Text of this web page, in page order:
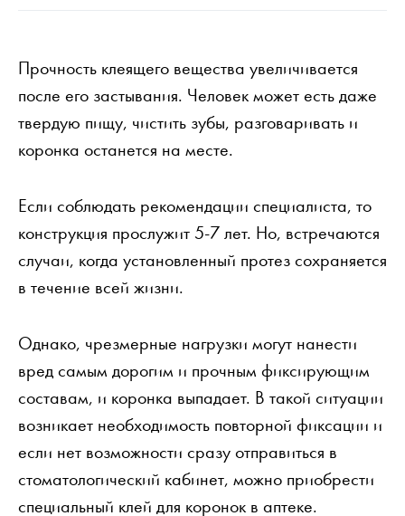
Прочность клеящего вещества увеличивается
после его застывания. Человек может есть даже
твердую пищу, чистить зубы, разговаривать и
коронка останется на месте.
Если соблюдать рекомендации специалиста, то
конструкция прослужит 5-7 лет. Но, встречаются
случаи, когда установленный протез сохраняется
в течение всей жизни.
Однако, чрезмерные нагрузки могут нанести
вред самым дорогим и прочным фиксирующим
составам, и коронка выпадает. В такой ситуации
возникает необходимость повторной фиксации и
если нет возможности сразу отправиться в
стоматологический кабинет, можно приобрести
специальный клей для коронок в аптеке.